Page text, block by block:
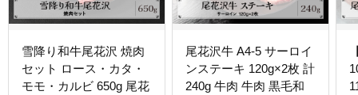
雪降り和牛尾花沢 焼肉
セット ロース・カタ・
モモ・カルビ 650g 尾花
尾花沢牛 A4-5 サーロイ
ンステーキ 120g×2枚 計
240g 牛肉 牛肉 黒毛和